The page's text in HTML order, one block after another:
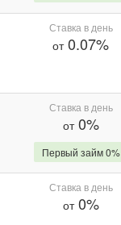
Ставка в день
от0.07%
Ставка в день
от0%
Первый займ 0%
Ставка в день
от0%